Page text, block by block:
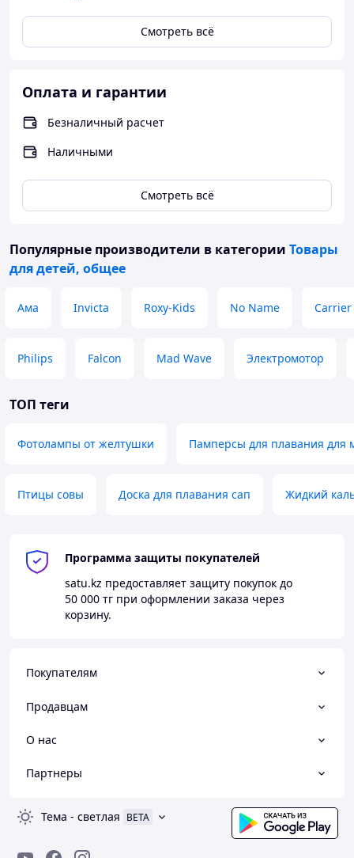
Смотреть всё
Оплата и гарантии
Безналичный расчет
Наличными
Смотреть всё
Популярные производители в категории Товары
для детей, общее
Ама Invicta Roxy-Kids No Name Carrier
Philips Falcon Mad Wave Электромотор
ТОП теги
Фотолампы от желтушки Памперсы для плавания
Птицы совы Доска для плавания сап Жидкий
Программа защиты покупателей
satu.kz предоставляет защиту покупок до
50 000 тг при оформлении заказа через
корзину.
Покупателям
Продавцам
О нас
Партнеры
Тема - светлая BETA